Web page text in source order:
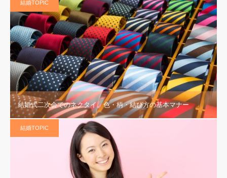
結婚TOPIC
結婚式二次会でのネクタイ。色・柄・結び方の基本マナー
結婚TOPIC